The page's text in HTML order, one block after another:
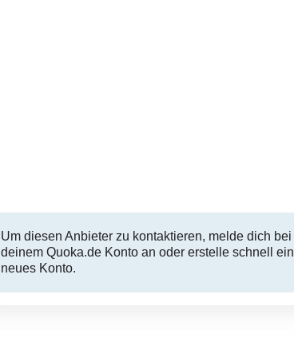
Um diesen Anbieter zu kontaktieren, melde dich bei
deinem Quoka.de Konto an oder erstelle schnell ein
neues Konto.